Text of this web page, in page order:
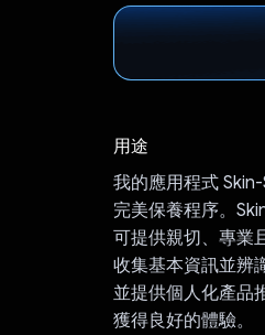
用途
我的應用程式
完美保養程序。
可提供親切、專業
收集基本資訊並辨
並提供個人化產品
獲得良好的體驗。